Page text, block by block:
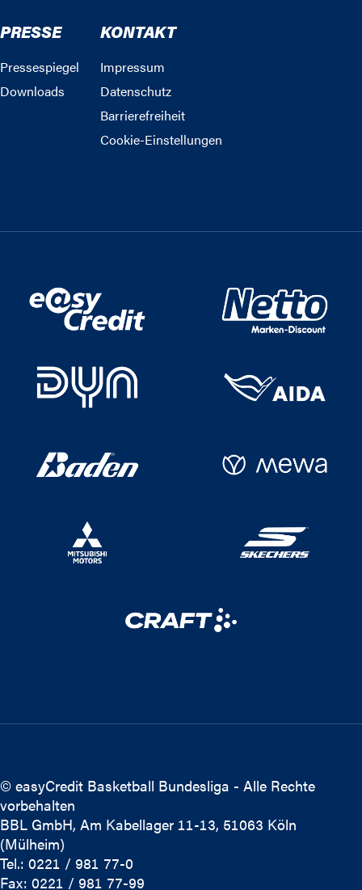
PRESSE
Pressespiegel
Downloads
KONTAKT
Impressum
Datenschutz
Barrierefreiheit
Cookie-Einstellungen
© easyCredit Basketball Bundesliga - Alle Rechte
vorbehalten
BBL GmbH, Am Kabellager 11-13, 51063 Köln
(Mülheim)
Tel.: 0221 / 981 77-0
Fax: 0221 / 981 77-99